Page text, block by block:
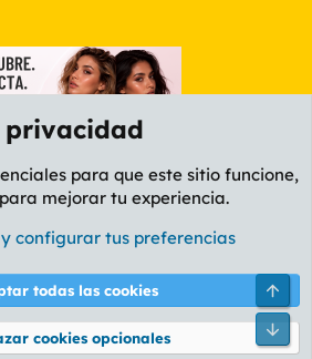
AMARILLO
y reglas Política de privacidad Ayuda
®
privacidad
para que este sitio funcione,
mejorar tu experiencia.
configurar tus preferencias
todas las cookies
cookies opcionales
Pie